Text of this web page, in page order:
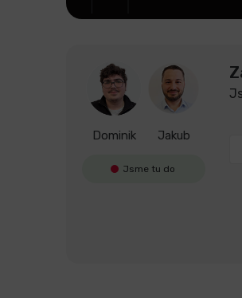
Dominik Jakub
Jsme tu do